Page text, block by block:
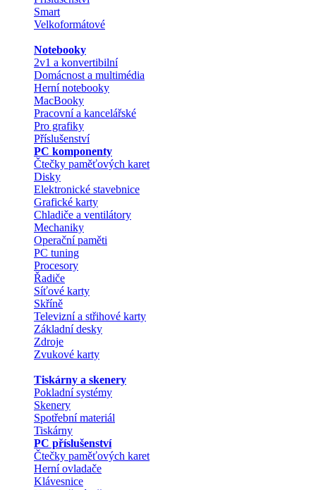
Smart
Velkoformátové
Notebooky
2v1 a konvertibilní
Domácnost a multimédia
Herní notebooky
MacBooky
Pracovní a kancelářské
Pro grafiky
Příslušenství
PC komponenty
Čtečky paměťových karet
Disky
Elektronické stavebnice
Grafické karty
Chladiče a ventilátory
Mechaniky
Operační paměti
PC tuning
Procesory
Řadiče
Síťové karty
Skříně
Televizní a střihové karty
Základní desky
Zdroje
Zvukové karty
Tiskárny a skenery
Pokladní systémy
Skenery
Spotřební materiál
Tiskárny
PC příslušenství
Čtečky paměťových karet
Herní ovladače
Klávesnice